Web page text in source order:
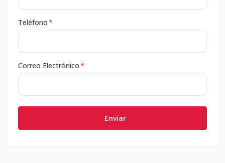
Teléfono*
Correo Electrónico*
Enviar